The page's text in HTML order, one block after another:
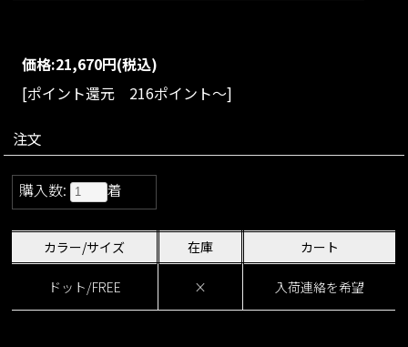
ひお楽しみくださいませ。
VARIATION
価格:21,670円(税込)
[ポイント還元 216ポイント～]
注文
購入数: 着
カラー/サイズ 在庫 カート
ドット/FREE × 入荷連絡を希望